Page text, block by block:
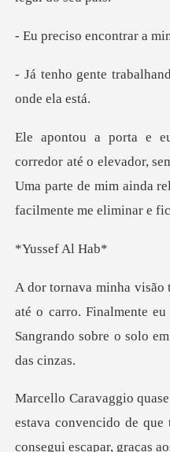
encontrar a
vador,
Uma parte de mim ainda
ef Al
o carro. Finalmente
Sangran
estava convencido de